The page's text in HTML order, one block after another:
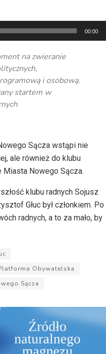
00:00
na zwieranie
i osobową.
startem w
Sącza wstąpi nie
ale również do klubu
Miasta Nowego Sącza.
klubu radnych Sojusz
Głuc był członkiem. Po
radnych, a to za mało, by
Obywatelska
Sącza